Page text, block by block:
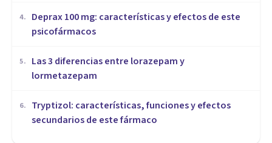
4.
Deprax 100 mg: características y efectos de este
psicofármacos
5.
Las 3 diferencias entre lorazepam y
lormetazepam
6.
Tryptizol: características, funciones y efectos
secundarios de este fármaco